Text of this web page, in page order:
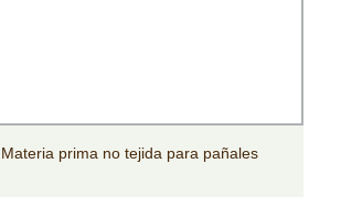
prima no tejida para pañales